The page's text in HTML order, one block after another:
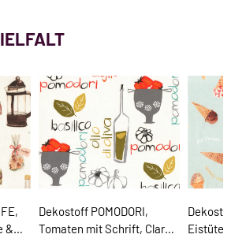
&
Dekostoff POMODORI,
Tomaten mit Schrift, Clarke